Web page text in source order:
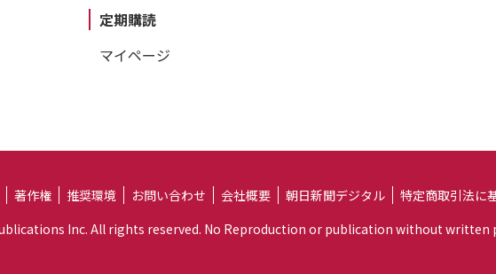
定期購読
マイページ
著作権 推奨環境 お問い合わせ 会社概要 朝日新聞デジタル
特定商取引法に
Inc. All rights reserved. No Reproduction or publication without written